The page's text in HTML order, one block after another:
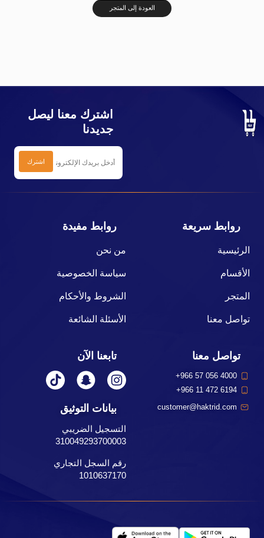
العودة إلى المتجر
اشترك معنا ليصل
جديدنا
روابط سريعة
الرئيسية
الأقسام
المتجر
تواصل معنا
روابط مفيدة
من نحن
سياسة الخصوصية
الشروط والأحكام
الأسئلة الشائعة
تواصل معنا
+966 57 056 4000
+966 11 472 6194
customer@haktrid.com
تابعنا الآن
بيانات التوثيق
التسجيل الضريبي
310049293700003
رقم السجل التجاري
1010637170